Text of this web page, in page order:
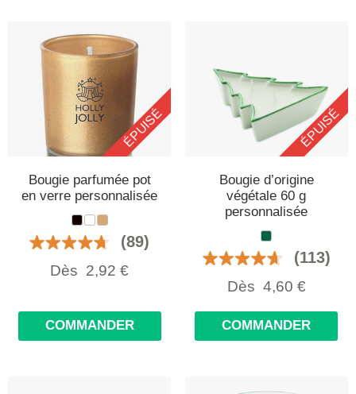
ÉPUISÉ
Bougie parfumée pot
en verre personnalisée
(89)
Dès 2,92 €
COMMANDER
ÉPUISÉ
Bougie d’origine
végétale 60 g
personnalisée
(113)
Dès 4,60 €
COMMANDER